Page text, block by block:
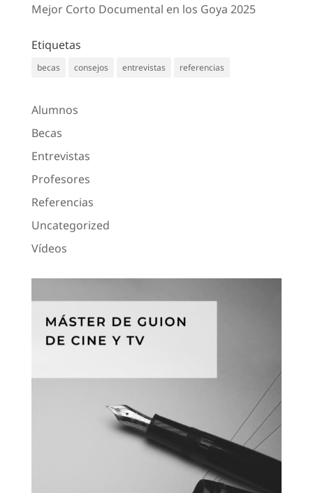
Mejor Corto Documental en los Goya 2025
Etiquetas
becas consejos entrevistas referencias
Alumnos
Becas
Entrevistas
Profesores
Referencias
Uncategorized
Vídeos